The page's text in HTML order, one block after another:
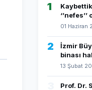
1
01 Haziran
2
İzmir
binası
13 Şubat
Prof. Dr.